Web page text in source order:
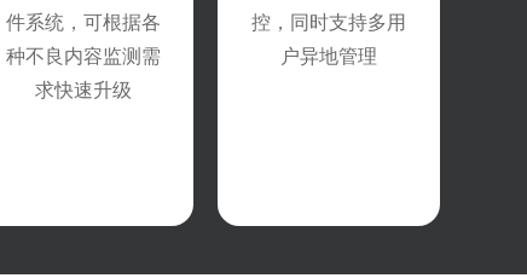
件系统，可根据各
种不良内容监测需
求快速升级
控，同时支持多用
户异地管理